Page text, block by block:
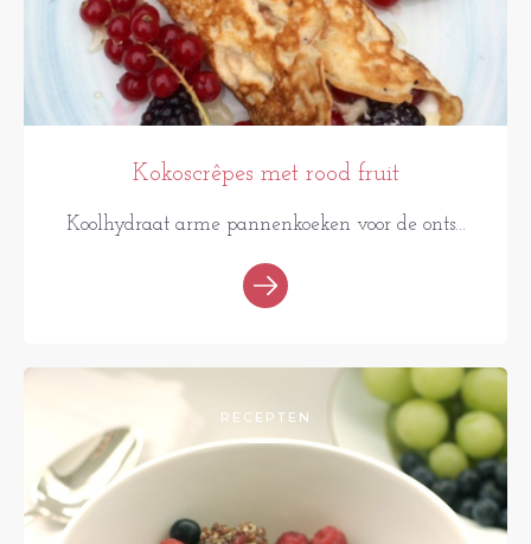
Kokoscrêpes met rood fruit
Koolhydraat arme pannenkoeken voor de onts...
RECEPTEN